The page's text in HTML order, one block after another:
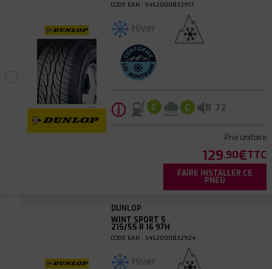
CODE EAN : 5452000832917
Hiver
ⓘ C C B 72
Prix unitaire
129.90€TTC
FAIRE INSTALLER CE
PNEU
DUNLOP
WINT SPORT 5
215/55 R 16 97H
CODE EAN : 5452000832924
Hiver